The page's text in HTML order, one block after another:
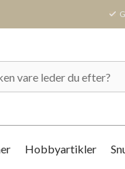
Hobbyartikler